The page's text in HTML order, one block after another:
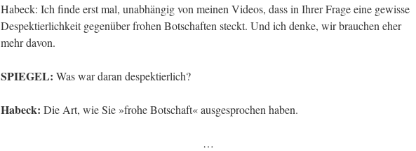
Habeck: Ich finde erst mal, unabhängig von meinen Videos, dass in Ihrer Frage eine gewisse
Despektierlichkeit gegenüber frohen Botschaften steckt. Und ich denke, wir brauchen eher
mehr davon.
SPIEGEL: Was war daran despektierlich?
Habeck: Die Art, wie Sie »frohe Botschaft« ausgesprochen haben.
…